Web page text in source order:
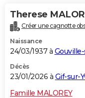
Therese
Créer une cagnotte
Naissance
24/03/1937 à
Décès
23/01/2026 à Gif-sur-
Famille MALOREY